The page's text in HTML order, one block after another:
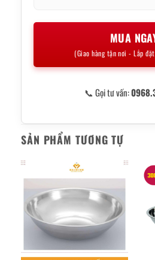
MUA
(Giao hàng tận nơi - Lắp
📞 Gọi tư vấn:
SẢN PHẨM TƯƠNG TỰ